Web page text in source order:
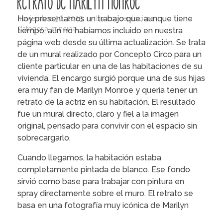
noviembre 30, 2025 by conceptocirco
Categoría principal
Retrato de Marilyn Monroe
Hoy presentamos un trabajo que, aunque tiene
tiempo, aún no habíamos incluido en nuestra
página web desde su última actualización. Se trata
de un mural realizado por Concepto Circo para un
cliente particular en una de las habitaciones de su
vivienda. El encargo surgió porque una de sus hijas
era muy fan de Marilyn Monroe y quería tener un
retrato de la actriz en su habitación. El resultado
fue un mural directo, claro y fiel a la imagen
original, pensado para convivir con el espacio sin
sobrecargarlo.
Cuando llegamos, la habitación estaba
completamente pintada de blanco. Ese fondo
sirvió como base para trabajar con pintura en
spray directamente sobre el muro. El retrato se
basa en una fotografía muy icónica de Marilyn